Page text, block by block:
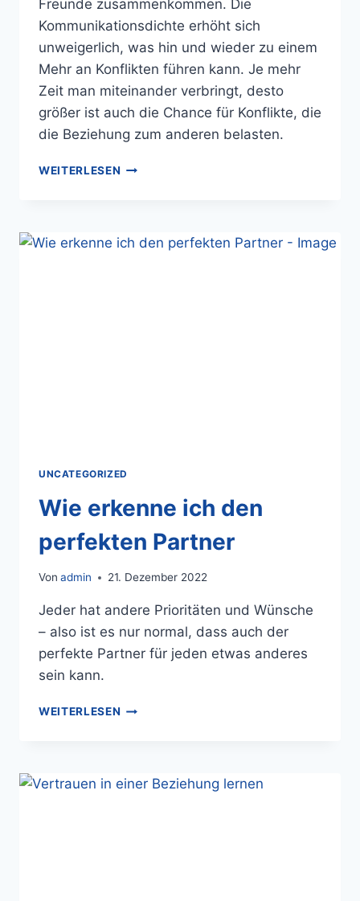
Freunde zusammenkommen. Die
Kommunikationsdichte erhöht sich
unweigerlich, was hin und wieder zu einem
Mehr an Konflikten führen kann. Je mehr
Zeit man miteinander verbringt, desto
größer ist auch die Chance für Konflikte, die
die Beziehung zum anderen belasten.
WEITERLESEN
UNCATEGORIZED
Wie erkenne ich den
perfekten Partner
Von admin 21. Dezember 2022
Jeder hat andere Prioritäten und Wünsche
– also ist es nur normal, dass auch der
perfekte Partner für jeden etwas anderes
sein kann.
WEITERLESEN